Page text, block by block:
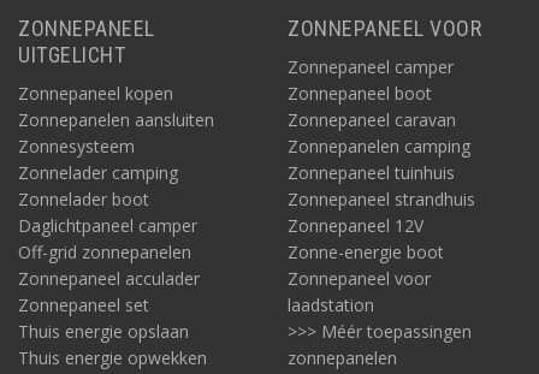
ZONNEPANEEL
UITGELICHT
Zonnepaneel kopen
Zonnepanelen aansluiten
Zonnesysteem
Zonnelader camping
Zonnelader boot
Daglichtpaneel camper
Off-grid zonnepanelen
Zonnepaneel acculader
Zonnepaneel set
Thuis energie opslaan
Thuis energie opwekken
ZONNEPANEEL VOOR
Zonnepaneel camper
Zonnepaneel boot
Zonnepaneel caravan
Zonnepanelen camping
Zonnepaneel tuinhuis
Zonnepaneel strandhuis
Zonnepaneel 12V
Zonne-energie boot
Zonnepaneel voor
laadstation
>>> Méér toepassingen
zonnepanelen